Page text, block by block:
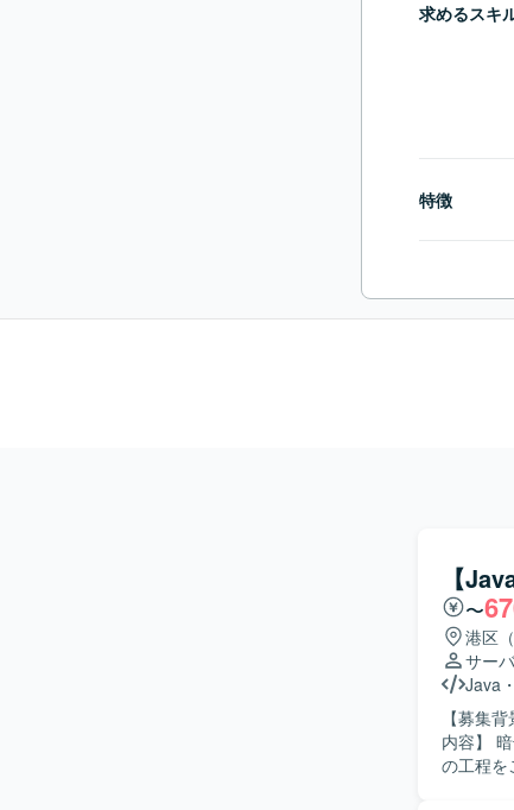
求めるスキ
特徴
【
〜
港区
サー
Java ・
【募集
内容】
の工程を